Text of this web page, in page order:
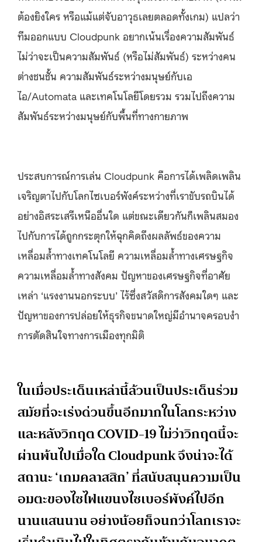
ต้องยิงใคร หรือแม้แต่จับอาวุธเลยตลอดทั้งเกม) แปลว่า
ทีมออกแบบ Cloudpunk อยากเน้นเรื่องความสัมพันธ์
ไม่ว่าจะเป็นความสัมพันธ์ (หรือไม่สัมพันธ์) ระหว่างคน
ต่างชนชั้น ความสัมพันธ์ระหว่างมนุษย์กับเอ
ไอ/Automata และเทคโนโลยีโดยรวม รวมไปถึงความ
สัมพันธ์ระหว่างมนุษย์กับพื้นที่ทางกายภาพ
ประสบการณ์การเล่น Cloudpunk คือการได้เพลิดเพลิน
เจริญตาไปกับโลกไซเบอร์พังค์ระหว่างที่เราขับรถบินได้
อย่างอิสระเสรีเหนืออื่นใด แต่ขณะเดียวกันก็เพลินสมอง
ไปกับการได้ถูกกระตุกให้ฉุกคิดถึงผลลัพธ์ของความ
เหลื่อมล้ำทางเทคโนโลยี ความเหลื่อมล้ำทางเศรษฐกิจ
ความเหลื่อมล้ำทางสังคม ปัญหาของเศรษฐกิจที่อาศัย
เหล่า ‘แรงงานนอกระบบ’ ไร้ซึ่งสวัสดิการสังคมใดๆ และ
ปัญหาของการปล่อยให้ธุรกิจขนาดใหญ่มีอำนาจครอบงำ
การตัดสินใจทางการเมืองทุกมิติ
ในเมื่อประเด็นเหล่านี้ล้วนเป็นประเด็นร่วม
สมัยที่จะเร่งด่วนขึ้นอีกมากในโลกระหว่าง
และหลังวิกฤต COVID-19 ไม่ว่าวิกฤตนี้จะ
ผ่านพ้นไปเมื่อใด Cloudpunk จึงน่าจะได้
สถานะ ‘เกมคลาสสิก’ ที่สนับสนุนความเป็น
อมตะของไซไฟแขนงไซเบอร์พังค์ไปอีก
นานแสนนาน อย่างน้อยก็จนกว่าโลกเราจะ